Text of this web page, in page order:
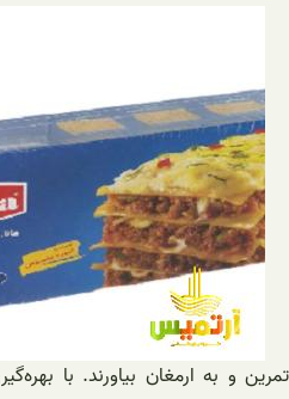
تمرین و به ارمغان بیاورند. با